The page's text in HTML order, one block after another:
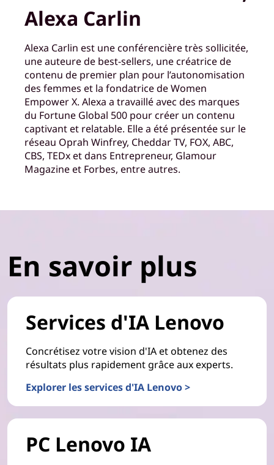
Alexa Carlin
Alexa Carlin est une conférencière très sollicitée,
une auteure de best-sellers, une créatrice de
contenu de premier plan pour l’autonomisation
des femmes et la fondatrice de Women
Empower X. Alexa a travaillé avec des marques
du Fortune Global 500 pour créer un contenu
captivant et relatable. Elle a été présentée sur le
réseau Oprah Winfrey, Cheddar TV, FOX, ABC,
CBS, TEDx et dans Entrepreneur, Glamour
Magazine et Forbes, entre autres.
En savoir plus
Services d'IA Lenovo
Concrétisez votre vision d'IA et obtenez des
résultats plus rapidement grâce aux experts.
Explorer les services d'IA Lenovo >
PC Lenovo IA